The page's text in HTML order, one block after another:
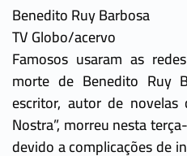
Benedito Ruy Barbosa
TV Globo/acervo
Famosos usaram as
morte de Benedito Ruy
escritor, autor de novelas
Nostra”, morreu nesta
devido a complicações de